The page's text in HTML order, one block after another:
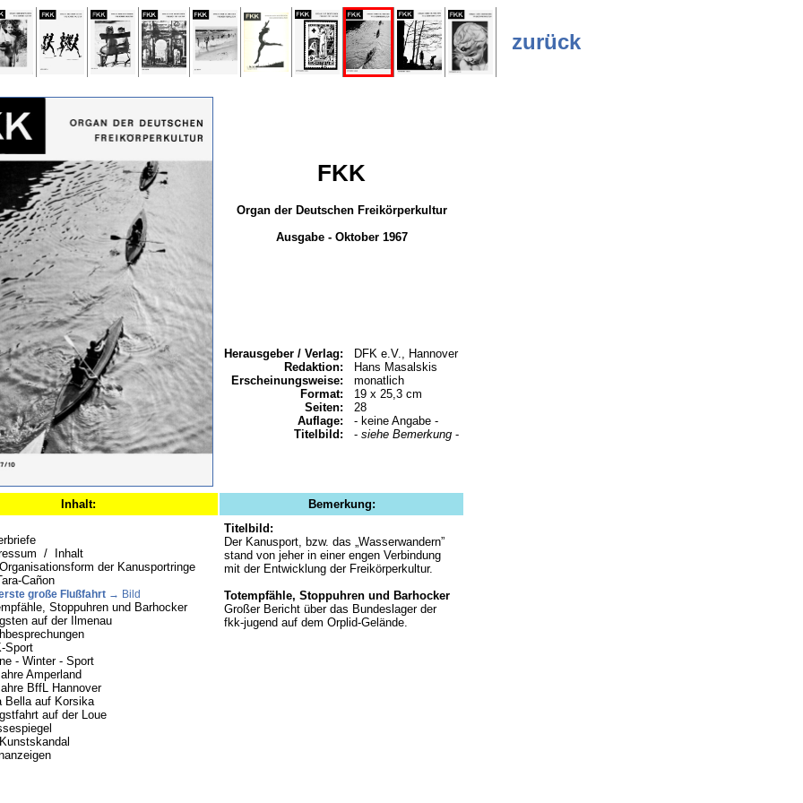
zurück
FKK
Organ der Deutschen Freikörperkultur
Ausgabe - Oktober 1967
Herausgeber / Verlag:
Redaktion:
Erscheinungsweise:
Format:
Seiten:
Auflage:
Titelbild:
DFK e.V., Hannover
Hans Masalskis
monatlich
19 x 25,3 cm
28
- keine Angabe -
- siehe Bemerkung -
Inhalt: Bemerkung:
/ Inhalt
der Kanusportringe
Cañon
große Flußfahrt → Bild
Stoppuhren und Barhocker
auf der Ilmenau
Sport
- Winter - Sport
Amperland
BffL Hannover
Bella auf Korsika
auf der Loue
Titelbild:
Der Kanusport, bzw. das „Wasserwandern”
stand von jeher in einer engen Verbindung
mit der Entwicklung der Freikörperkultur.
Totempfähle, Stoppuhren und Barhocker
Großer Bericht über das Bundeslager der
fkk-jugend auf dem Orplid-Gelände.